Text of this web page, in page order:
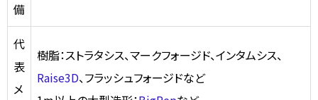
備
代
表
メ
樹脂：ストラタシス、マークフォージド、インタムシス、
Raise3D、フラッシュフォージドなど